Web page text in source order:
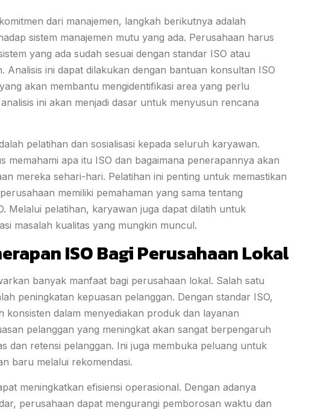
dari manajemen, langkah berikutnya adalah
sistem manajemen mutu yang ada. Perusahaan harus
yang ada sudah sesuai dengan standar ISO atau
Analisis ini dapat dilakukan dengan bantuan konsultan ISO
akan membantu mengidentifikasi area yang perlu
ini akan menjadi dasar untuk menyusun rencana
pelatihan dan sosialisasi kepada seluruh karyawan.
memahami apa itu ISO dan bagaimana penerapannya akan
mereka sehari-hari. Pelatihan ini penting untuk memastikan
memiliki pemahaman yang sama tentang
Melalui pelatihan, karyawan juga dapat dilatih untuk
masalah kualitas yang mungkin muncul.
ISO Bagi Perusahaan Lokal
banyak manfaat bagi perusahaan lokal. Salah satu
peningkatan kepuasan pelanggan. Dengan standar ISO,
konsisten dalam menyediakan produk dan layanan
pelanggan yang meningkat akan sangat berpengaruh
dan retensi pelanggan. Ini juga membuka peluang untuk
baru melalui rekomendasi.
meningkatkan efisiensi operasional. Dengan adanya
perusahaan dapat mengurangi pemborosan waktu dan